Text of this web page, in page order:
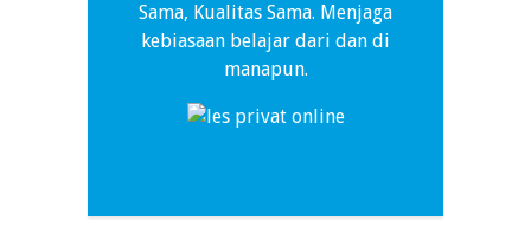
Sama, Kualitas Sama. Menjaga
kebiasaan belajar dari dan di
manapun.